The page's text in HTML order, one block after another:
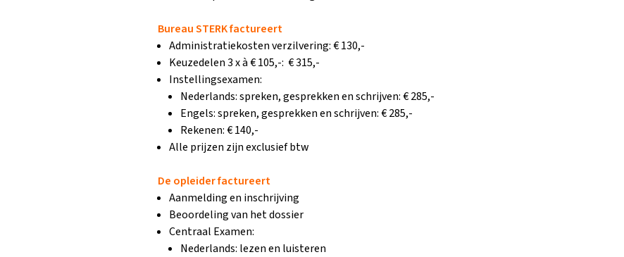
Bureau STERK factureert
Administratiekosten verzilvering: € 130,-
Keuzedelen 3 x à € 105,-: € 315,-
Instellingsexamen:
Nederlands: spreken, gesprekken en schrijven: € 285,-
Engels: spreken, gesprekken en schrijven: € 285,-
Rekenen: € 140,-
Alle prijzen zijn exclusief btw
De opleider factureert
Aanmelding en inschrijving
Beoordeling van het dossier
Centraal Examen:
Nederlands: lezen en luisteren